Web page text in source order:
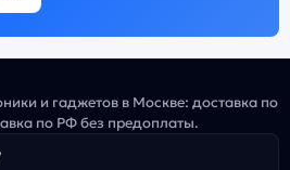
и гаджетов в Москве: доставка по
по РФ без предоплаты.